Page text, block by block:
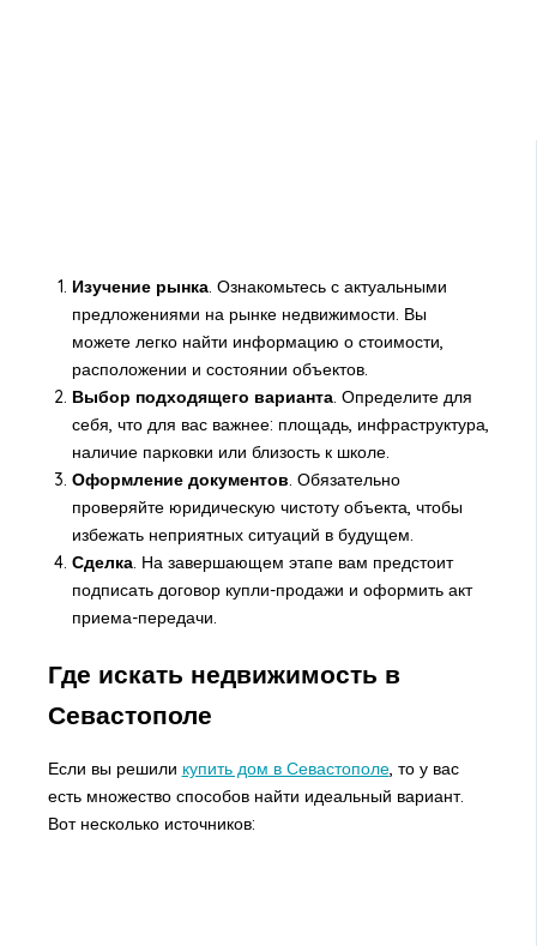
Изучение рынка. Ознакомьтесь с актуальными
предложениями на рынке недвижимости. Вы
можете легко найти информацию о стоимости,
расположении и состоянии объектов.
Выбор подходящего варианта. Определите для
себя, что для вас важнее: площадь, инфраструктура,
наличие парковки или близость к школе.
Оформление документов. Обязательно
проверяйте юридическую чистоту объекта, чтобы
избежать неприятных ситуаций в будущем.
Сделка. На завершающем этапе вам предстоит
подписать договор купли-продажи и оформить акт
приема-передачи.
Где искать недвижимость в
Севастополе
Если вы решили купить дом в Севастополе, то у вас
есть множество способов найти идеальный вариант.
Вот несколько источников: